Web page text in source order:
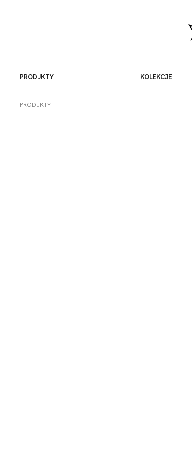
PRODUKTY KOLEKCJE
PRODUKTY